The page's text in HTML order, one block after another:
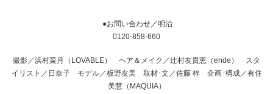
●お問い合わせ／明治
0120-858-660
撮影／浜村菜月（LOVABLE） ヘア＆メイク／辻村友貴恵（ende） スタ
イリスト／日奈子 モデル／板野友美 取材･文／佐藤 梓 企画･構成／有住
美慧（MAQUIA）